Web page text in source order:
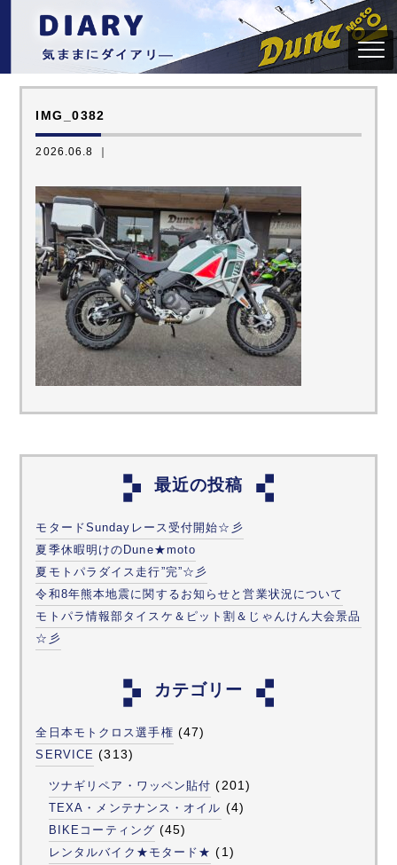
IMG_0382
2026.06.8 ｜
最近の投稿
モタードSundayレース受付開始☆彡
夏季休暇明けのDune★moto
夏モトパラダイス走行”完”☆彡
令和8年熊本地震に関するお知らせと営業状況について
モトパラ情報部タイスケ＆ピット割＆じゃんけん大会景品
☆彡
カテゴリー
全日本モトクロス選手権 (47)
SERVICE (313)
ツナギリペア・ワッペン貼付 (201)
TEXA・メンテナンス・オイル (4)
BIKEコーティング (45)
レンタルバイク★モタード★ (1)